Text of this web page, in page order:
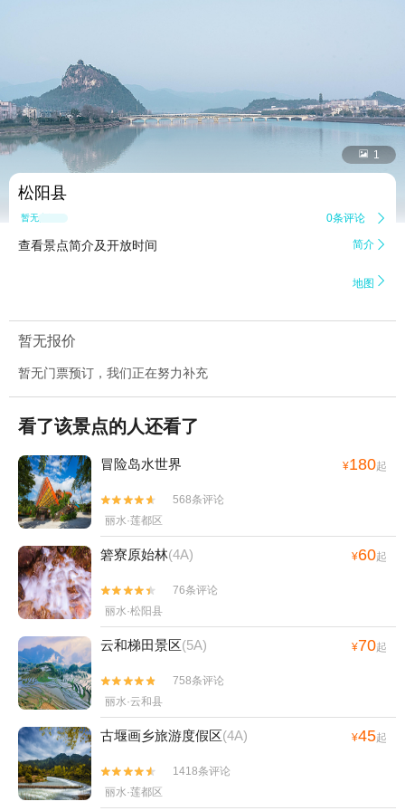
 1
松阳县
暂无点评 0条评论 
查看景点简介及开放时间 简介 
地图 
暂无报价
暂无门票预订，我们正在努力补充
看了该景点的人还看了
冒险岛水世界 ¥180起


568条评论
丽水·莲都区
箬寮原始林(4A) ¥60起


76条评论
丽水·松阳县
云和梯田景区(5A) ¥70起


758条评论
丽水·云和县
古堰画乡旅游度假区(4A) ¥45起


1418条评论
丽水·莲都区